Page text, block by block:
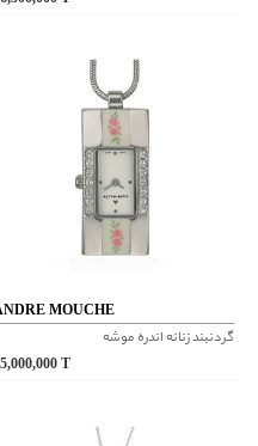
ANDRE MOUCHE
گردنبند زنانه اندره موشه
85,000,000